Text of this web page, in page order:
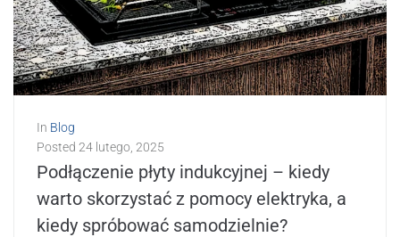
In Blog
Posted 24 lutego, 2025
Podłączenie płyty indukcyjnej – kiedy
warto skorzystać z pomocy elektryka, a
kiedy spróbować samodzielnie?